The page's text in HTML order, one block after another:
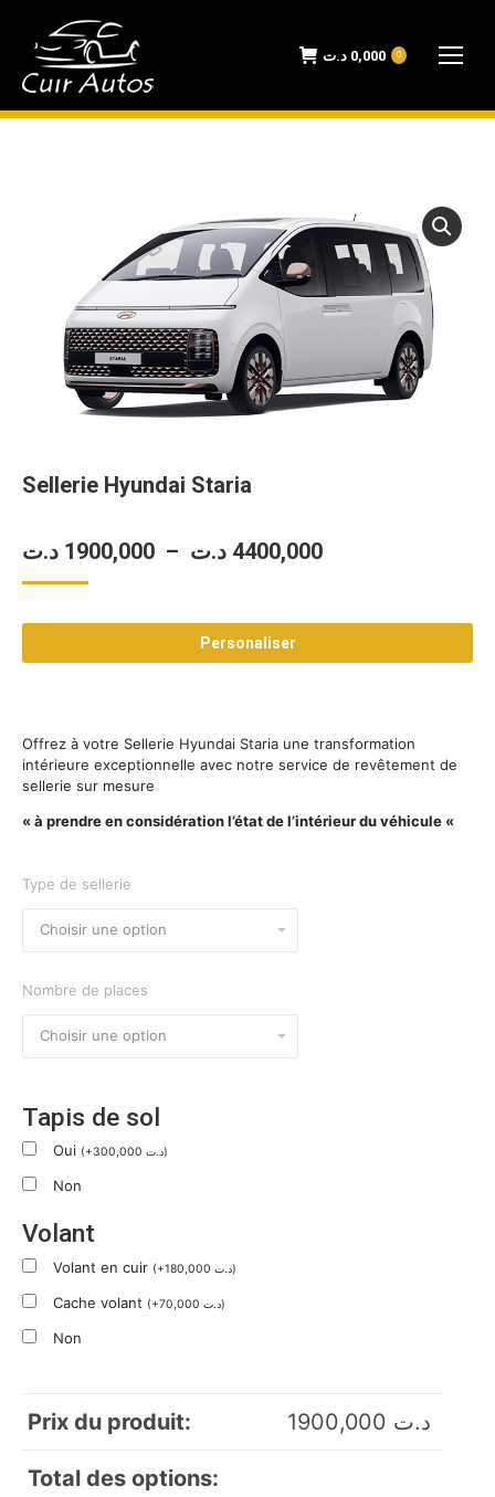
0,000 د.ت 0
Sellerie Hyundai Staria
1900,000 د.ت – 4400,000 د.ت
Plage
prix :
Personaliser
Offrez à votre Sellerie Hyundai Staria une transformation
intérieure exceptionnelle avec notre service de revêtement de
sellerie sur mesure
« à prendre en considération l’état de l’intérieur du véhicule «
Type de sellerie
Nombre de places
Tapis de sol
Oui (+300,000 د.ت)
Non
Volant
Volant en cuir (+180,000 د.ت)
Cache volant (+70,000 د.ت)
Non
Prix du produit: 1900,000 د.ت
Total des options: